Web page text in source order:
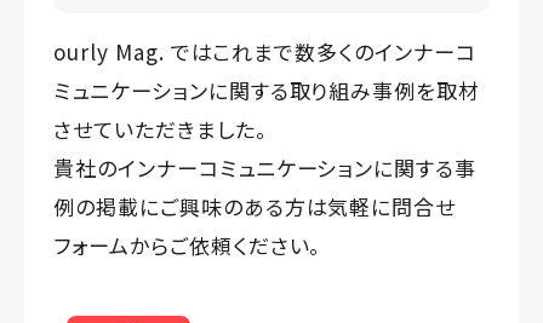
ourly Mag. ではこれまで数多くのインナーコ
ミュニケーションに関する取り組み事例を取材
させていただきました。
貴社のインナーコミュニケーションに関する事
例の掲載にご興味のある方は気軽に問合せ
フォームからご依頼ください。